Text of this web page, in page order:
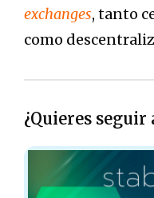
exchanges, tanto
como
¿Quieres seguir